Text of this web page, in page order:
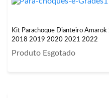
Kit Parachoque Dianteiro
2018 2019 2020 2021 2022
Produto Esgotado